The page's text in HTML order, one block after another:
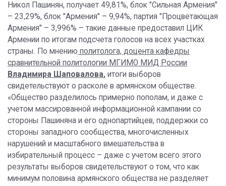
Никол Пашинян, получает 49,81%, блок "Сильная Армения"
– 23,29%, блок "Армения" – 9,94%, партия "Процветающая
Армения" – 3,996% – такие данные предоставил ЦИК
Армении по итогам подсчета голосов на всех участках
страны. По мнению политолога, доцента кафедры
сравнительной политологии МГИМО МИД России
Владимира Шаповалова, итоги выборов
свидетельствуют о расколе в армянском обществе.
«Общество разделилось примерно пополам, и даже с
учетом массированной информационной кампании со
стороны Пашиняна и его однопартийцев, поддержки со
стороны западного сообщества, многочисленных
нарушений и масштабного вмешательства в
избирательный процесс – даже с учетом всего этого
результаты выборов свидетельствуют о том, что как
минимум половина армянского общества не разделяет